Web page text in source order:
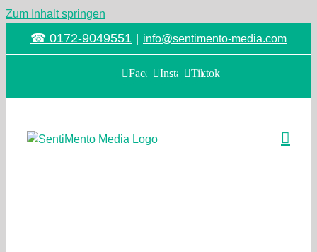
Zum Inhalt springen
☎ 0172-9049551 info@sentimento-media.com
FacebookInstagramTiktok